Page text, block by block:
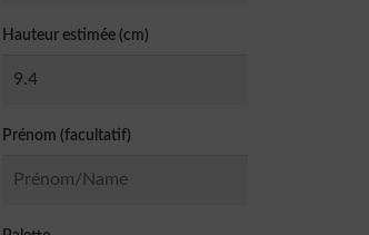
Hauteur estimée (cm)
Prénom (facultatif)